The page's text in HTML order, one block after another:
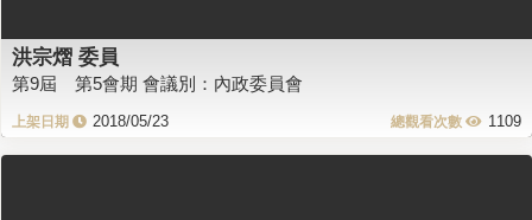
洪宗熠 委員
第9屆 第5會期 會議別：內政委員會
2018/05/23 1109